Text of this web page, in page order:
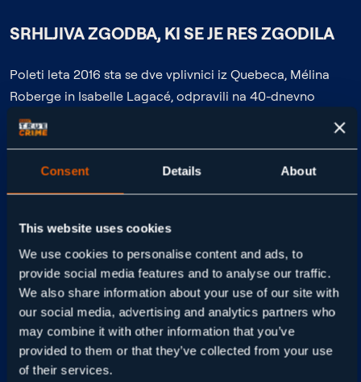
Consent Details About
This website uses cookies
We use cookies to personalise content and ads, to
provide social media features and to analyse our traffic.
We also share information about your use of our site with
our social media, advertising and analytics partners who
may combine it with other information that you’ve
provided to them or that they’ve collected from your use
of their services.
SRHLJIVA ZGODBA, KI SE JE RES ZGODILA
Poleti leta 2016 sta se dve vplivnici iz Quebeca, Mélina
Roberge in Isabelle Lagacé, odpravili na 40-dnevno
luksuzno križarjenje okoli sveta na ladji MS Sea Princess.
Na Instagramu: Times Square, Panama, Tahiti, selfiji v
V resnici pa je šlo za operacijo narkokartela, starejšega
»sponzorja« in obljubo brezskrbnega življenja v zameno
za molk. V njunih kabinah so oblasti našle več kot 95
kilogramov kokaina – kar velja za enega največjih
primerov tihotapljenja drog v zgodovini Avstralije.